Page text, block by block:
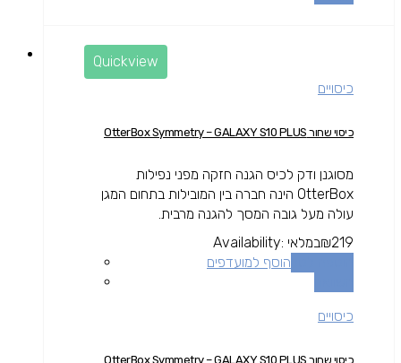
Quickview
כיסויים
כיסוי שחור OtterBox Symmetry – GALAXY S10 PLUS
מסוגנן ודק לכיס הגנה חזקה מפני נפילות
OtterBox הינה חברה בין המובילות בתחום המגן
עולה מעל גובה המסך להגנה מרבית.
₪219
Availability: במלאי
הוסף למועדפים
כיסויים
כיסוי שחור OtterBox Symmetry – GALAXY S10 PLUS